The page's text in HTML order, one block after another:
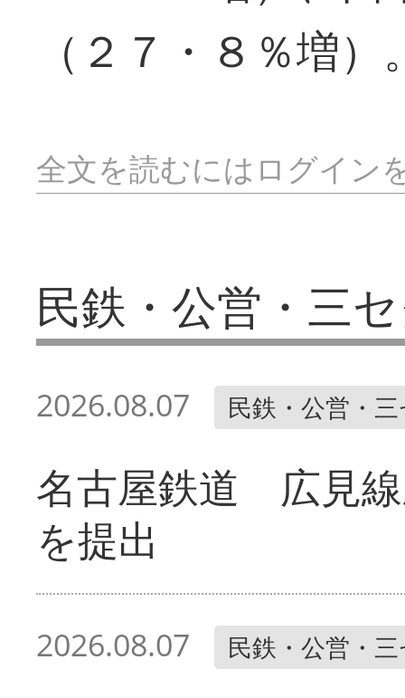
（２７・８％増）
全文を読むにはログイン
民鉄・公営・三
2026.08.07 民鉄・公営・
名古屋鉄道 広見
を提出
2026.08.07 民鉄・公営・